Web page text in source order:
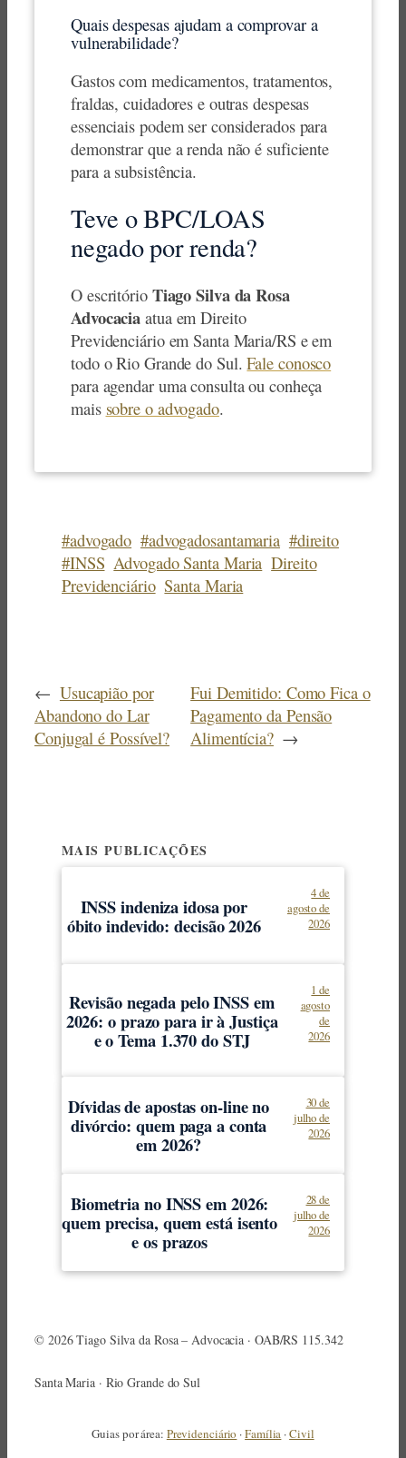
Quais despesas ajudam a comprovar a
vulnerabilidade?
Gastos com medicamentos, tratamentos,
fraldas, cuidadores e outras despesas
essenciais podem ser considerados para
demonstrar que a renda não é suficiente
para a subsistência.
Teve o BPC/LOAS
negado por renda?
O escritório Tiago Silva da Rosa
Advocacia atua em Direito
Previdenciário em Santa Maria/RS e em
todo o Rio Grande do Sul.Fale conosco
para agendar uma consulta ou conheça
mais sobre o advogado.
#advogado #advogadosantamaria #direito
#INSS Advogado Santa Maria Direito
Previdenciário Santa Maria
← Usucapião por
Abandono do Lar
Conjugal é Possível?
Fui Demitido: Como Fica o
Pagamento da Pensão
Alimentícia? →
MAIS PUBLICAÇÕES
INSS indeniza idosa por
óbito indevido: decisão 2026
4 de
agosto de
2026
Revisão negada pelo INSS em
2026: o prazo para ir à Justiça
e o Tema 1.370 do STJ
1 de
agosto
de
2026
Dívidas de apostas on-line no
divórcio: quem paga a conta
em 2026?
30 de
julho de
2026
Biometria no INSS em 2026:
quem precisa, quem está isento
e os prazos
28 de
julho de
2026
© 2026 Tiago Silva da Rosa – Advocacia · OAB/RS 115.342
Santa Maria · Rio Grande do Sul
Guias por área: Previdenciário ·Família ·Civil